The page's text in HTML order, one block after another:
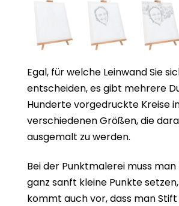
Egal, für welche Leinwand Sie
entscheiden, es gibt mehrere
Hunderte vorgedruckte Kreise
verschiedenen Größen, die
ausgemalt zu werden.
Bei der Punktmalerei muss
ganz sanft kleine Punkte
kommt auch vor, dass man